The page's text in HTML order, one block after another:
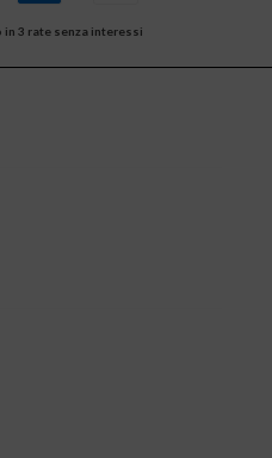
in 3 rate senza interessi